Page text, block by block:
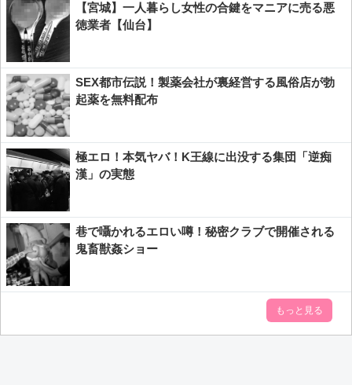
【宮城】一人暮らし女性の合鍵をマニアに売る悪
徳業者【仙台】
SEX都市伝説！製薬会社が裏経営する風俗店が勃
起薬を無料配布
極エロ！本気ヤバ！K王線に出没する集団「逆痴
漢」の実態
巷で囁かれるエロい噂！秘密クラブで開催される
鬼畜獣姦ショー
もっと見る